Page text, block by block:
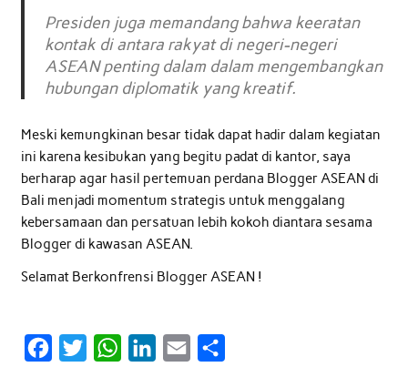
Presiden juga memandang bahwa keeratan
kontak di antara rakyat di negeri-negeri
ASEAN penting dalam dalam mengembangkan
hubungan diplomatik yang kreatif.
Meski kemungkinan besar tidak dapat hadir dalam kegiatan
ini karena kesibukan yang begitu padat di kantor, saya
berharap agar hasil pertemuan perdana Blogger ASEAN di
Bali menjadi momentum strategis untuk menggalang
kebersamaan dan persatuan lebih kokoh diantara sesama
Blogger di kawasan ASEAN.
Selamat Berkonfrensi Blogger ASEAN !
W